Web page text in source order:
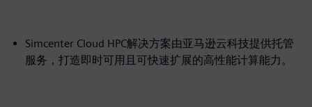
Simcenter Cloud HPC解决方案由亚马逊云科技提供托管
服务，打造即时可用且可快速扩展的高性能计算能力。